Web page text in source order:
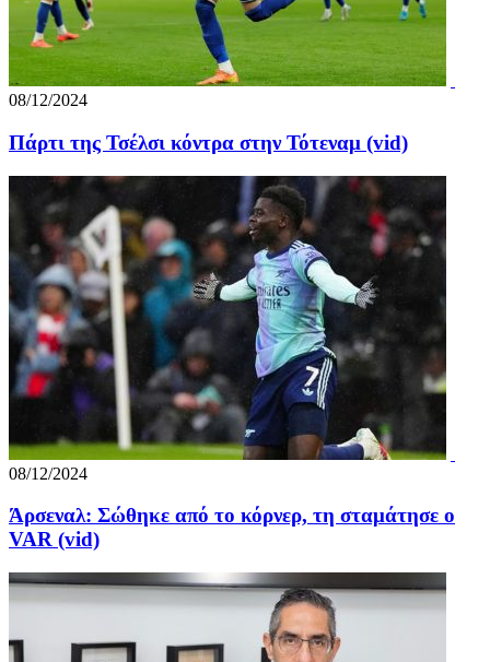
08/12/2024
Πάρτι της Τσέλσι κόντρα στην Τότεναμ (vid)
08/12/2024
Άρσεναλ: Σώθηκε από το κόρνερ, τη σταμάτησε ο
VAR (vid)